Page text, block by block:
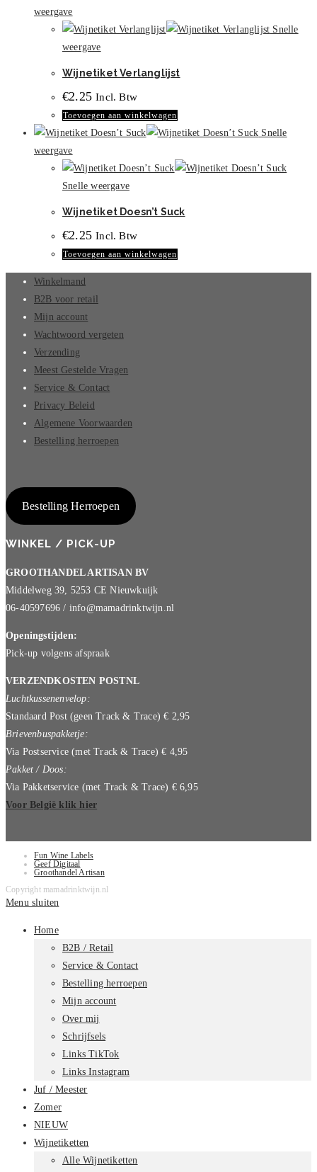
de
weergave
Snelle
weergave
Wijnetiket Verlanglijst
€2.25 Incl. Btw
Toevoegen aan winkelwagen
Snelle
weergave
Snelle weergave
Wijnetiket Doesn’t Suck
€2.25 Incl. Btw
Toevoegen aan winkelwagen
Winkelmand
B2B voor retail
Mijn account
Wachtwoord vergeten
Verzending
Meest Gestelde Vragen
Service & Contact
Privacy Beleid
Algemene Voorwaarden
Bestelling herroepen
Bestelling Herroepen
WINKEL / PICK-UP
GROOTHANDEL ARTISAN BV
Middelweg 39, 5253 CE Nieuwkuijk
06-40597696 / info@mamadrinktwijn.nl
Openingstijden:
Pick-up volgens afspraak
VERZENDKOSTEN POSTNL
Luchtkussenenvelop:
Standaard Post (geen Track & Trace) € 2,95
Brievenbuspakketje:
Via Postservice (met Track & Trace) € 4,95
Pakket / Doos:
Via Pakketservice (met Track & Trace) € 6,95
Voor België klik hier
Fun Wine Labels
Geef Digitaal
Groothandel Artisan
Copyright mamadrinktwijn.nl
Menu sluiten
Home
B2B / Retail
Service & Contact
Bestelling herroepen
Mijn account
Over mij
Schrijfsels
Links TikTok
Links Instagram
Juf / Meester
Zomer
NIEUW
Wijnetiketten
Alle Wijnetiketten